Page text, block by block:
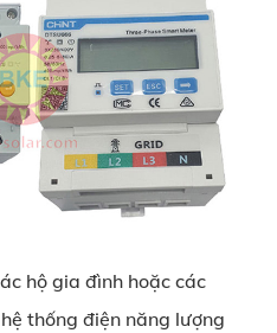
hộ gia đình hoặc các
thống điện năng lượng